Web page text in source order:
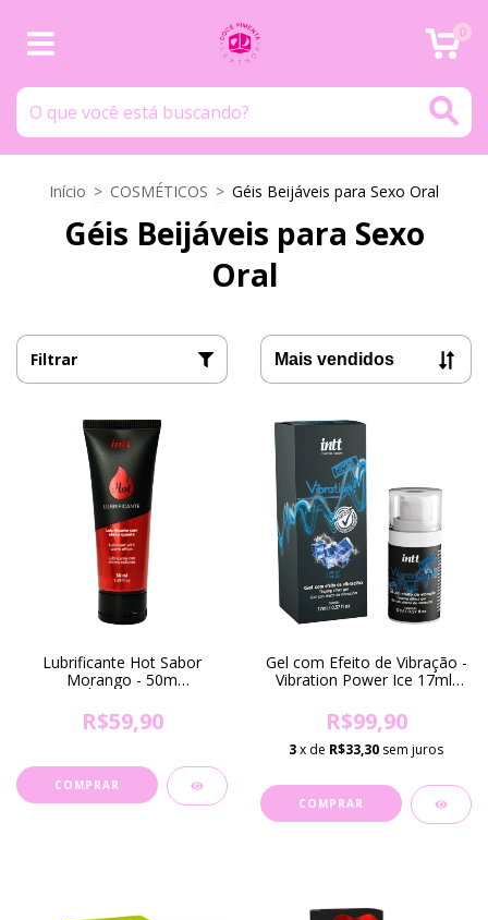
0
Início > COSMÉTICOS > Géis Beijáveis para Sexo Oral
Géis Beijáveis para Sexo
Oral
Filtrar
Lubrificante Hot Sabor
Morango - 50m
RECIFE-PE)
R$59,90
Gel com Efeito de Vibração -
Vibration Power Ice 17ml(
LOJA DE RECIFE)
R$99,90
3x de R$33,30 sem juros